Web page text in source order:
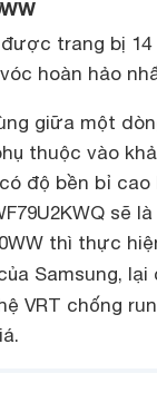
trang bị
hoàn hảo
giữa một
thuộc vào
độ bền bỉ
sẽ
thì thực
Samsung, lại
VRT chống